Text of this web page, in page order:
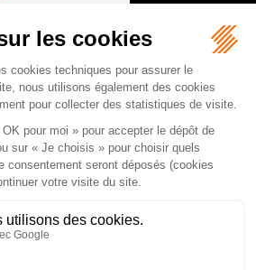
SECONDAIRE
Avenue de l'Europe
MAGNE-DE-CASTILLON
87 30 - Fax : 05 57 51 73 64
piola@gaucher-piola-avocat.fr
NOUS CONTACTER
NOUS LOCALISER